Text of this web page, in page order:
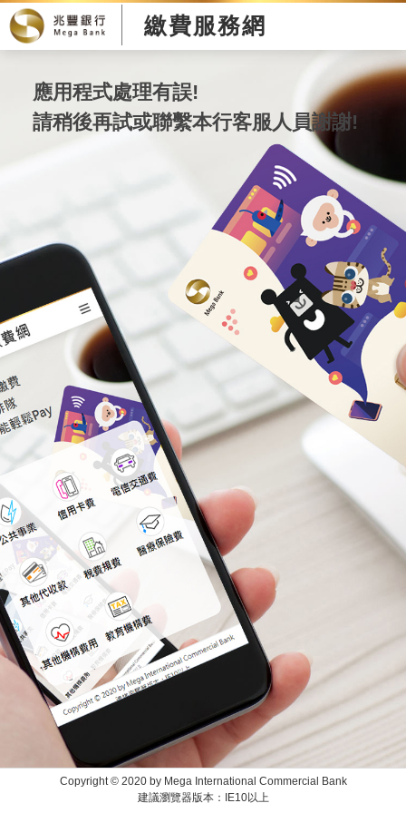
繳費服務網
應用程式處理有誤!
請稍後再試或聯繫本行客服人員謝謝!
Copyright © 2020 by Mega International Commercial Bank
建議瀏覽器版本：IE10以上